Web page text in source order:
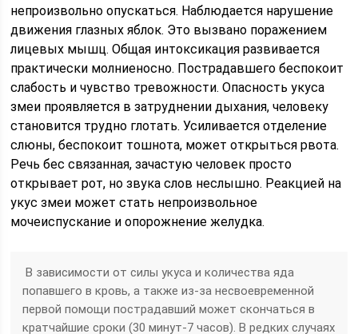
непроизвольно опускаться. Наблюдается нарушение
движения глазных яблок. Это вызвано поражением
лицевых мышц. Общая интоксикация развивается
практически молниеносно. Пострадавшего беспокоит
слабость и чувство тревожности. Опасность укуса
змеи проявляется в затруднении дыхания, человеку
становится трудно глотать. Усиливается отделение
слюны, беспокоит тошнота, может открыться рвота.
Речь бес связанная, зачастую человек просто
открывает рот, но звука слов неслышно. Реакцией на
укус змеи может стать непроизвольное
мочеиспускание и опорожнение желудка.
В зависимости от силы укуса и количества яда
попавшего в кровь, а также из-за несвоевременной
первой помощи пострадавший может скончаться в
кратчайшие сроки (30 минут-7 часов). В редких случаях